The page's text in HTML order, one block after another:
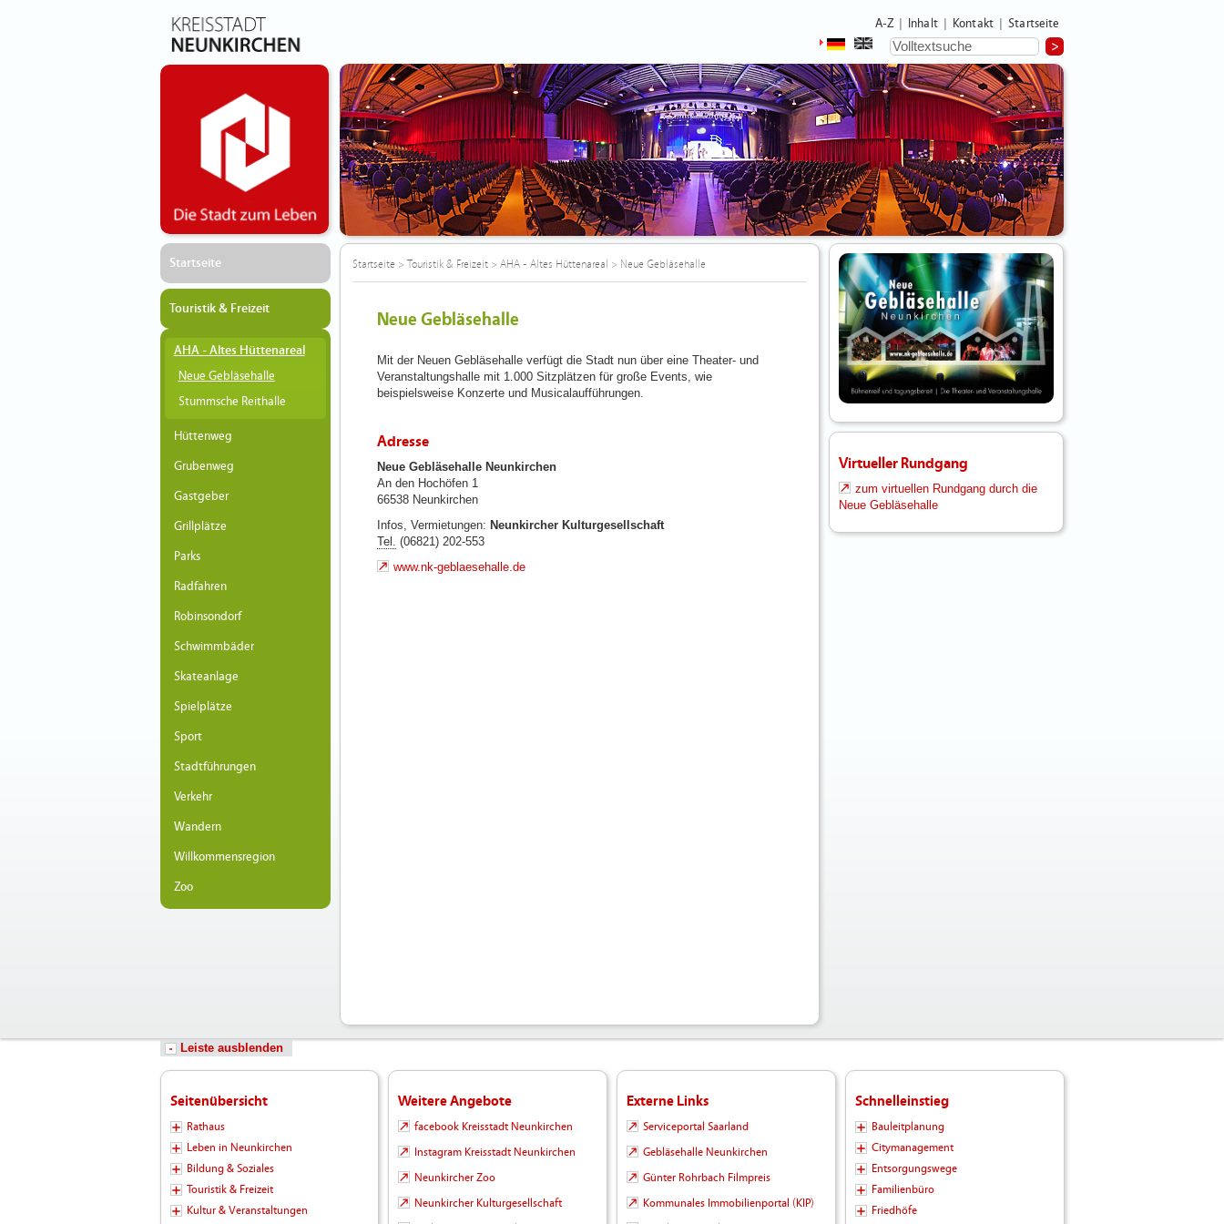
A-Z Inhalt Kontakt Startseite
Startseite
Touristik & Freizeit
AHA - Altes Hüttenareal
Neue Gebläsehalle
Stummsche Reithalle
Hüttenweg
Grubenweg
Gastgeber
Grillplätze
Parks
Radfahren
Robinsondorf
Schwimmbäder
Skateanlage
Spielplätze
Sport
Stadtführungen
Verkehr
Wandern
Willkommensregion
Zoo
Startseite> Touristik & Freizeit> AHA - Altes Hüttenareal > Neue Gebläsehalle
Neue Gebläsehalle
Mit der Neuen Gebläsehalle verfügt die Stadt nun über eine Theater- und
Veranstaltungshalle mit 1.000 Sitzplätzen für große Events, wie
beispielsweise Konzerte und Musicalaufführungen.
Adresse
Neue Gebläsehalle Neunkirchen
An den Hochöfen 1
66538 Neunkirchen
Infos, Vermietungen: Neunkircher Kulturgesellschaft
Tel. (06821) 202-553
www.nk-geblaesehalle.de
Virtueller Rundgang
zum virtuellen Rundgang durch die
Neue Gebläsehalle
Leiste ausblenden
Seitenübersicht
Rathaus
Leben in Neunkirchen
Bildung & Soziales
Touristik & Freizeit
Kultur & Veranstaltungen
Weitere Angebote
facebook Kreisstadt Neunkirchen
Instagram Kreisstadt Neunkirchen
Neunkircher Zoo
Neunkircher Kulturgesellschaft
Externe Links
Serviceportal Saarland
Gebläsehalle Neunkirchen
Günter Rohrbach Filmpreis
Kommunales Immobilienportal (KIP)
Schnelleinstieg
Bauleitplanung
Citymanagement
Entsorgungswege
Familienbüro
Friedhöfe